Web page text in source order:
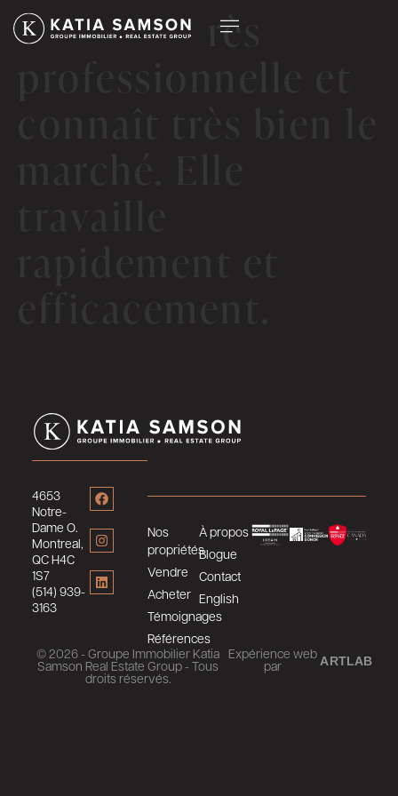
Katia est très
4653
Notre-
Dame O.
Montreal,
QC H4C
1S7
(514) 939-
3163
Nos
propriétés
Vendre
Acheter
Témoignages
Références
À propos
Blogue
Contact
English
© 2026 - Groupe Immobilier Katia
Samson Real Estate Group - Tous
droits réservés.
Expérience web
par ARTLAB